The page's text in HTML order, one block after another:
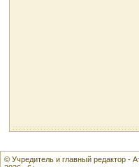
© Учредитель и главный редактор -